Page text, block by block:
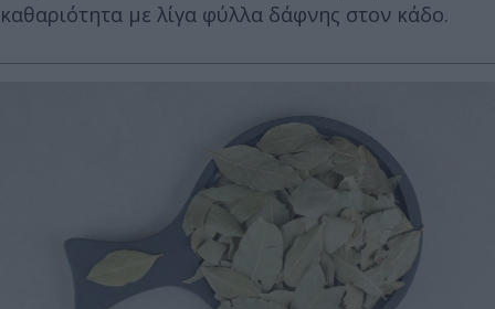
καθαριότητα με λίγα φύλλα δάφνης στον κάδο.